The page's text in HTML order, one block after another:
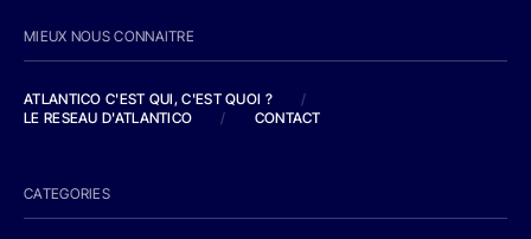
MIEUX NOUS CONNAITRE
ATLANTICO C'EST QUI, C'EST QUOI ?
/
LE RESEAU D'ATLANTICO
/ CONTACT
CATEGORIES